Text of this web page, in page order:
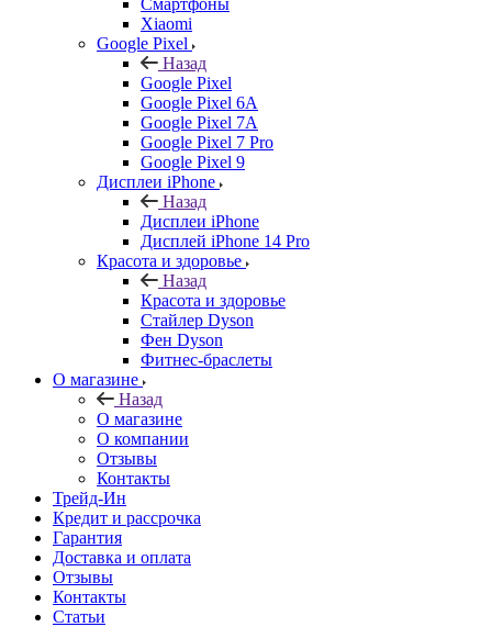
Смартфоны
Xiaomi
Google Pixel
Назад
Google Pixel
Google Pixel 6A
Google Pixel 7А
Google Pixel 7 Pro
Google Pixel 9
Дисплеи iPhone
Назад
Дисплеи iPhone
Дисплей iPhone 14 Pro
Красота и здоровье
Назад
Красота и здоровье
Стайлер Dyson
Фен Dyson
Фитнес-браслеты
О магазине
Назад
О магазине
О компании
Отзывы
Контакты
Трейд-Ин
Кредит и рассрочка
Гарантия
Доставка и оплата
Отзывы
Контакты
Статьи